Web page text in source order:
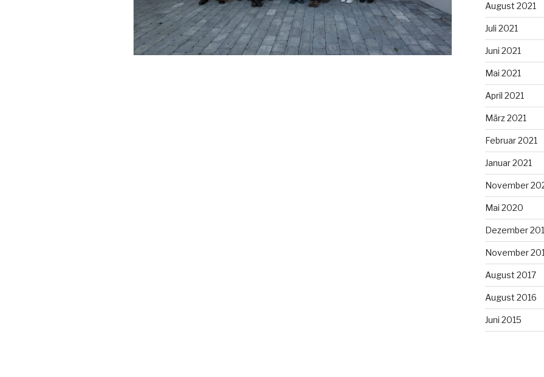
August 2021
Juli 2021
Juni 2021
Mai 2021
April 2021
März 2021
Februar 2021
Januar 2021
November
Mai 2020
Dezember
November
August 2017
August 2016
Juni 2015